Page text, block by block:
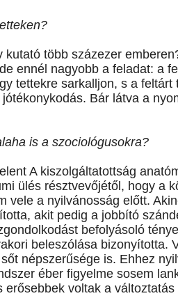
több százezer
ennél nagyobb a feladat: a
tettekre sarkalljon, s a
Bár látva a
is a szociológusokra?
A kiszolgáltatottság
ülés résztvevőjétől, hogy a
vele a nyilvánosság előtt.
akit pedig a jobbító
befolyásoló
beleszólása bizonyította.
népszerűsége is. Ehhez
éber figyelme sosem
erősebbek voltak a változtatás